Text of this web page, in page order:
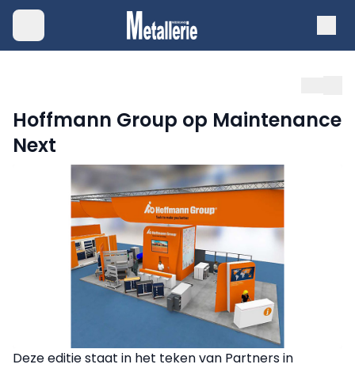
Hoffmann Group op Maintenance
Next
Deze editie staat in het teken van Partners in